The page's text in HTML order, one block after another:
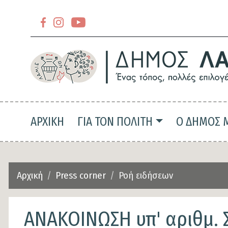
Section
header-
slider-
top
Section
header-
top-
Main navigation
ΑΡΧΙΚΗ ΓΙΑ ΤΟΝ ΠΟΛΙΤΗ Ο ΔΗΜΟΣ
Αρχική Press corner Ροή ειδήσεων
ΑΝΑΚΟΙΝΩΣΗ υπ' αριθμ.